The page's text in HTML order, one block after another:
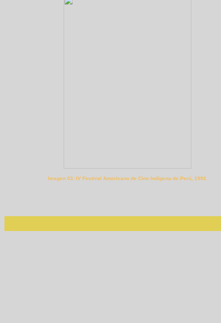
Imagen 03: IV Festival Americano de Cine Indígena de Perú, 1992.